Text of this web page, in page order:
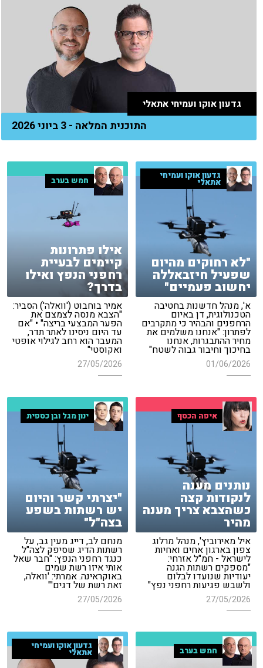
גדעון אוקו ועמיחי אתאלי
התוכנית המלאה - 3 ביוני 2026
גדעון אוקו ועמיחי
אתאלי
"לא רחוקים מהיום
שפעיל חיזבאללה
יחשוב פעמיים"
א', מנהל חדשנות בחטיבה
הטכנולוגית, דן באיום
הרחפנים והבהיר כי מתקרבים
לפתרון: "אנחנו משלמים את
מחיר ההתבגרות, אנחנו
בחיכוך וחיבור גבוה לשטח"
01/06/2026
חמש בערב
אילו פתרונות
קיימים לבעיית
רחפני הנפץ ואילו
בדרך?
אמיר בוחבוט ('וואלה') הסביר:
"הצבא מנסה לצמצם את
הפער המבצעי בריצה" • "אם
עד היום ניסינו לאתר תדר,
המעבר הוא רחב לגילוי אופטי
ואקוסטי"
27/05/2026
איפה הכסף
נותנים מענה
לנקודות קצה
כשהצבא צריך מענה
מהיר
איל מאירוביץ', מנהל מרלוג
צפון בארגון אחים ואחיות
לישראל - חמ"ל אזרחי:
"מספקים רשתות הגנה
יעודיות שנועדו לבלום
ולשבש פגיעות רחפני נפץ"
27/05/2026
ינון מגל ובן כספית
"יצרתי קשר והיום
יש רשתות בשפע
בצה"ל"
מנחם לב, דייג מעין גב, על
רשתות הדיג שסיפק לצה"ל
כנגד רחפני הנפץ: "חבר שאל
אותי איזו רשת שמים
באוקראינה. אמרתי: 'וואלה,
זאת רשת של דגים'"
27/05/2026
חמש בערב גדעון אוקו ועמיחי
אתאלי